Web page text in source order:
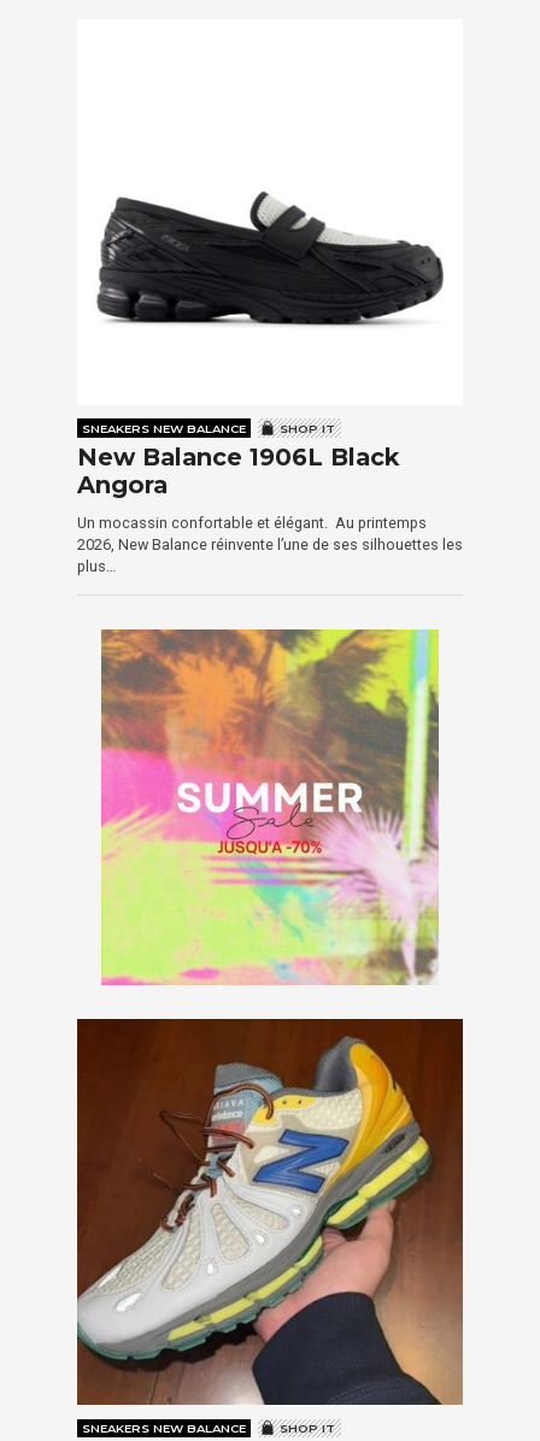
SNEAKERS NEW BALANCE SHOP IT
New Balance 1906L Black
Angora
Un mocassin confortable et élégant. Au printemps
2026, New Balance réinvente l’une de ses silhouettes les
plus…
SNEAKERS NEW BALANCE SHOP IT